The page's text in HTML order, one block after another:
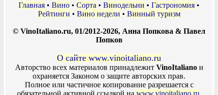
Главная • Вино • Сорта • Винодельни • Гастрономия •
Рейтинги • Вино недели • Винный туризм
© VinoItaliano.ru, 01/2012-2026, Анна Попкова & Павел
Попков
О сайте www.vinoitaliano.ru
Авторство всех материалов принадлежит VinoItalianoи
охраняется Законом о защите авторских прав.
Полное или частичное копирование разрешается с
обязательной активной ссылкой на www.vinoitaliano.ru